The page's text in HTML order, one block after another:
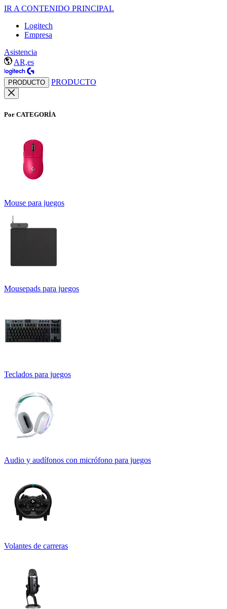
IR A CONTENIDO PRINCIPAL
Logitech
Empresa
Asistencia
AR,es
PRODUCTO PRODUCTO
Por CATEGORÍA
Mouse para juegos
Mousepads para juegos
Teclados para juegos
Audio y audífonos con micrófono para juegos
Volantes de carreras